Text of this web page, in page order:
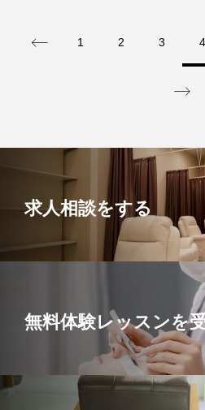
1 2 3 4
求人相談をする
無料体験レッスンを